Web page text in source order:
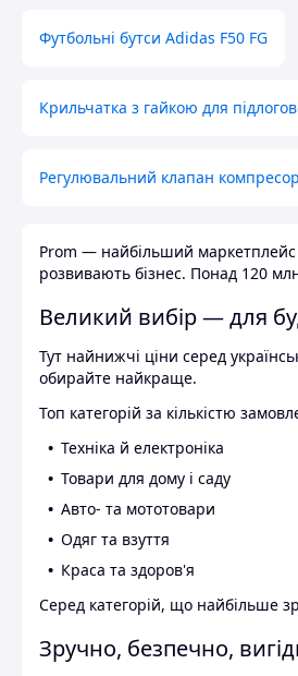
Футбольні бутси Adidas F50 FG
Крильчатка з гайкою для
Регулювальний клапан
Prom — найбільший маркетплейс
розвивають бізнес. Понад 120
Великий вибір — для
Тут найнижчі ціни серед
обирайте найкраще.
Топ категорій за кількістю
Техніка й електроніка
Товари для дому і саду
Авто- та мототовари
Одяг та взуття
Краса та здоров'я
Серед категорій, що найбільше
Зручно, безпечно,